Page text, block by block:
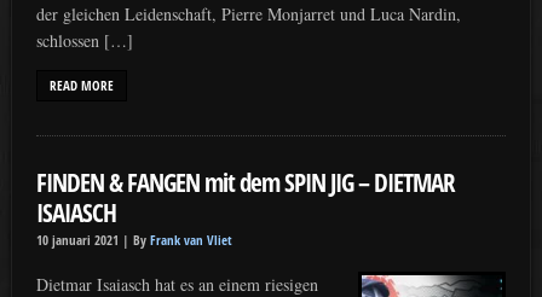
der gleichen Leidenschaft, Pierre Monjarret und Luca Nardin,
schlossen […]
READ MORE
FINDEN & FANGEN mit dem SPIN JIG – DIETMAR
ISAIASCH
10 januari 2021 | By Frank van Vliet
Dietmar Isaiasch hat es an einem riesigen